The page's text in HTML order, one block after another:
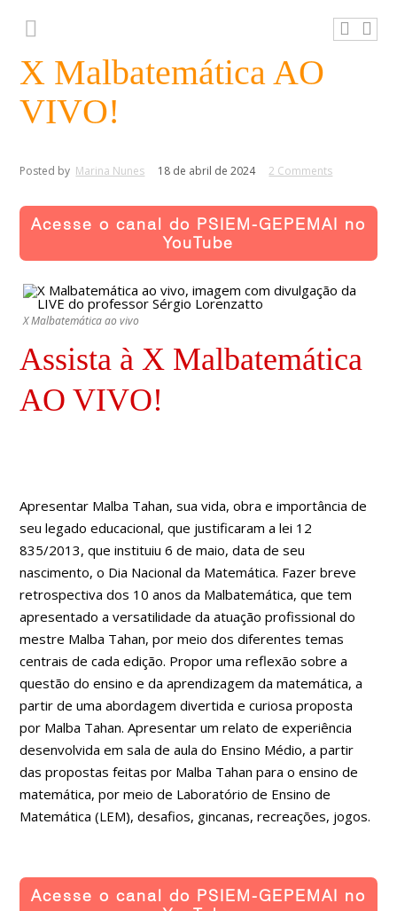
X Malbatemática AO
VIVO!
Posted by Marina Nunes 18 de abril de 2024 2 Comments
Acesse o canal do PSIEM-GEPEMAI no
YouTube
X Malbatemática ao vivo
Assista à X Malbatemática
AO VIVO!
Apresentar Malba Tahan, sua vida, obra e importância de
seu legado educacional, que justificaram a lei 12
835/2013, que instituiu 6 de maio, data de seu
nascimento, o Dia Nacional da Matemática. Fazer breve
retrospectiva dos 10 anos da Malbatemática, que tem
apresentado a versatilidade da atuação profissional do
mestre Malba Tahan, por meio dos diferentes temas
centrais de cada edição. Propor uma reflexão sobre a
questão do ensino e da aprendizagem da matemática, a
partir de uma abordagem divertida e curiosa proposta
por Malba Tahan. Apresentar um relato de experiência
desenvolvida em sala de aula do Ensino Médio, a partir
das propostas feitas por Malba Tahan para o ensino de
matemática, por meio de Laboratório de Ensino de
Matemática (LEM), desafios, gincanas, recreações, jogos.
Acesse o canal do PSIEM-GEPEMAI no